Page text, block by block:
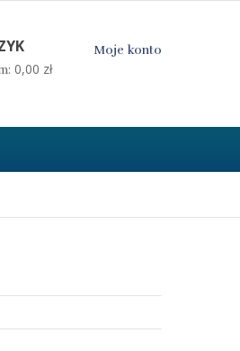
0,00 zł
Moje konto